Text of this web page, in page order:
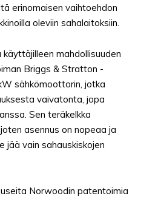
erinomaisen vaihtoehdon
oleviin sahalaitoksiin.
mahdollisuuden
Briggs & Stratton -
sähkömoottorin, jotka
vaivatonta, jopa
Sen teräkelkka
asennus on nopeaa ja
jää vain sahauskiskojen
Norwoodin patentoimia